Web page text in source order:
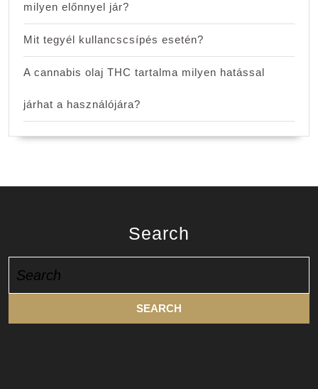
milyen előnnyel jár?
Mit tegyél kullancscsípés esetén?
A cannabis olaj THC tartalma milyen hatással
járhat a használójára?
Search
for: